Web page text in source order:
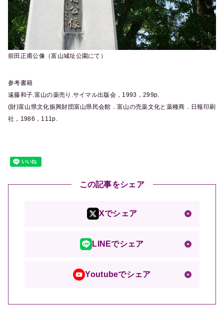
前田正甫公像（富山城址公園にて）
参考書籍
遠藤和子.富山の薬売り.サイマル出版会，1993，299p.
(財)富山県文化振興財団富山県民会館．富山の売薬文化と薬種商．日報印刷
社，1986，111p.
この記事をシェア
Xでシェア
LINEでシェア
Youtubeでシェア